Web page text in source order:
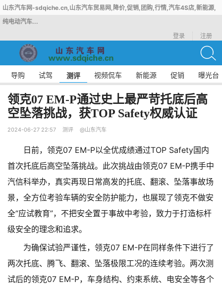
山东汽车网-sdqiche.cn,山东汽车贸易网,降价,促销,团购,行情,汽车4S店,新能源,
纯电动汽车...
登录
注册
导购 试驾 测评 视频侃车 新能源 促销 曝光台
领克07 EM-P通过史上最严苛托底后高
空坠落挑战，获TOP Safety权威认证
2024-06-27 22:57 测评 @山东汽车
日前，领克07 EM-P以全优成绩通过TOP Safety国内
首次托底后高空坠落挑战。此次挑战由领克07 EM-P携手中
汽信科举办，真实再现日常高发的托底、翻滚、坠落事故场
景，全方位考验车辆的安全防护能力，也展现了领克不做安
全“应试教育”，不把安全置于事故中考验，致力于打造标杆
级安全的理念和追求。
为确保试验严谨性，领克07 EM-P在同样条件下进行了
两次托底、腾飞、翻滚、坠落极限工况的连续考验。两次测
试后的领克07 EM-P，车身结构、约束系统、电安全等各个